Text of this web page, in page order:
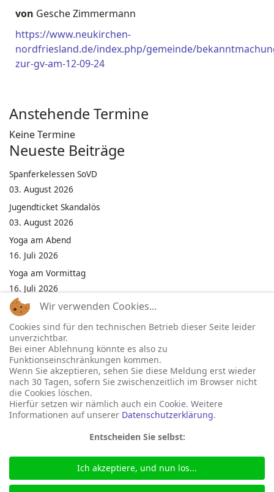
von Gesche Zimmermann
https://www.neukirchen-
nordfriesland.de/index.php/gemeinde/
zur-gv-am-12-09-24
Anstehende Termine
Keine Termine
Neueste Beiträge
Spanferkelessen SoVD
03. August 2026
Jugendticket Skandalös
03. August 2026
Yoga am Abend
16. Juli 2026
Yoga am Vormittag
16. Juli 2026
Pilates am Abend
16. Juli 2026
Jumping Fitness Intervall
16. Juli 2026
Jumping Fitness Erwachsene
16. Juli 2026
© 2026 Gemeinde Neukirchen
Wir verwenden Cookies...
Cookies sind für den technischen Betrieb dieser Seite leider
unverzichtbar.
Bei einer Ablehnung könnte es also zu
Funktionseinschränkungen kommen.
Wenn Sie akzeptieren, sehen Sie diese Meldung erst wieder
nach 30 Tagen, sofern Sie zwischenzeitlich im Browser nicht
die Cookies löschen.
Hierfür setzen wir nämlich auch ein Cookie. Weitere
Informationen auf unserer Datenschutzerklärung.
Entscheiden Sie selbst:
Ich akzeptiere, und nun los...